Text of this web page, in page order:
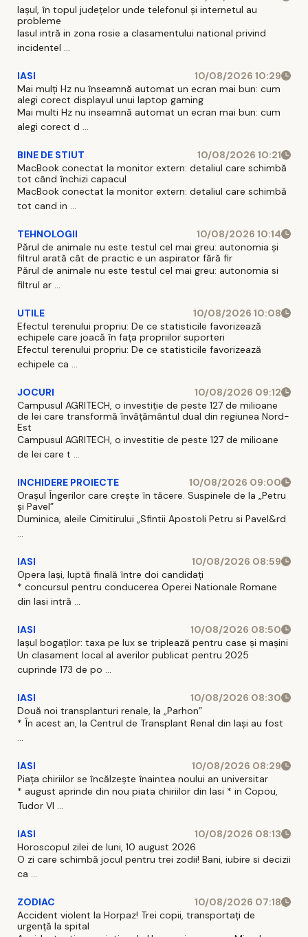
Iașul, în topul județelor unde telefonul și internetul au
probleme
Iasul intră in zona rosie a clasamentului national privind
incidentel ...
IASI
10/08/2026 10:29
Mai mulți Hz nu înseamnă automat un ecran mai bun: cum
alegi corect displayul unui laptop gaming
Mai multi Hz nu inseamnă automat un ecran mai bun: cum
alegi corect d ...
BINE DE STIUT
10/08/2026 10:21
MacBook conectat la monitor extern: detaliul care schimbă
tot când închizi capacul
MacBook conectat la monitor extern: detaliul care schimbă
tot cand in ...
TEHNOLOGII
10/08/2026 10:14
Părul de animale nu este testul cel mai greu: autonomia și
filtrul arată cât de practic e un aspirator fără fir
Părul de animale nu este testul cel mai greu: autonomia si
filtrul ar ...
UTILE
10/08/2026 10:08
Efectul terenului propriu: De ce statisticile favorizează
echipele care joacă în fața propriilor suporteri
Efectul terenului propriu: De ce statisticile favorizează
echipele ca ...
JOCURI
10/08/2026 09:12
Campusul AGRITECH, o investiție de peste 127 de milioane
de lei care transformă învățământul dual din regiunea Nord-
Est
Campusul AGRITECH, o investitie de peste 127 de milioane
de lei care t ...
INCHIDERE PROIECTE
10/08/2026 09:00
Orașul Îngerilor care crește în tăcere. Suspinele de la „Petru
și Pavel”
Duminica, aleile Cimitirului „Sfintii Apostoli Petru si Pavel&rd
...
IASI
10/08/2026 08:59
Opera Iași, luptă finală între doi candidați
* concursul pentru conducerea Operei Nationale Romane
din Iasi intră ...
IASI
10/08/2026 08:50
Iașul bogaților: taxa pe lux se triplează pentru case și mașini
Un clasament local al averilor publicat pentru 2025
cuprinde 173 de po ...
IASI
10/08/2026 08:30
Două noi transplanturi renale, la „Parhon”
* În acest an, la Centrul de Transplant Renal din Iaşi au fost
...
IASI
10/08/2026 08:29
Piața chiriilor se încălzește înaintea noului an universitar
* august aprinde din nou piata chiriilor din Iasi * in Copou,
Tudor Vl ...
IASI
10/08/2026 08:13
Horoscopul zilei de luni, 10 august 2026
O zi care schimbă jocul pentru trei zodii! Bani, iubire si decizii
ca ...
ZODIAC
10/08/2026 07:18
Accident violent la Horpaz! Trei copii, transportați de
urgență la spital